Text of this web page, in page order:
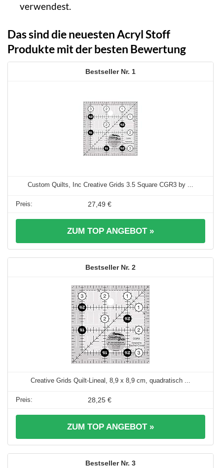
verwendest.
Das sind die neuesten Acryl Stoff
Produkte mit der besten Bewertung
1
Custom Quilts, Inc Creative Grids 3.5 Square CGR3 by ...
27,49 €
ZUM TOP ANGEBOT »
2
Creative Grids Quilt-Lineal, 8,9 x 8,9 cm, quadratisch ...
28,25 €
ZUM TOP ANGEBOT »
3